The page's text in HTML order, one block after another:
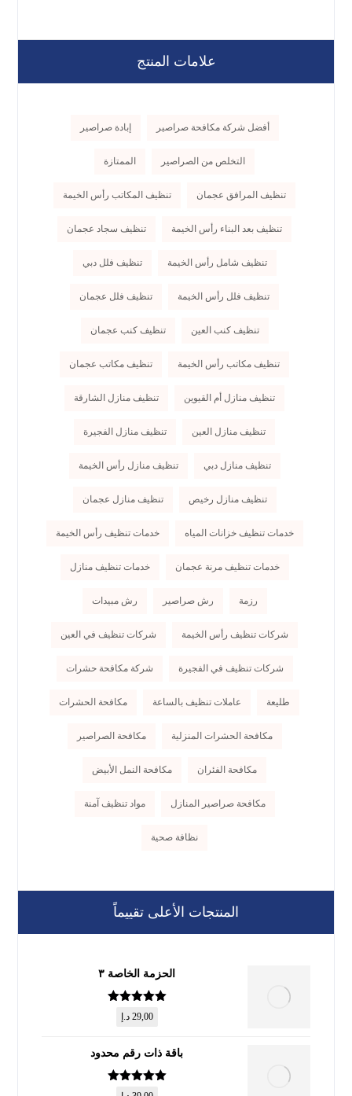
علامات المنتج
أفضل شركة مكافحة صراصير إبادة صراصير
التخلص من الصراصير الممتازة
تنظيف المرافق عجمان تنظيف المكاتب رأس الخيمة
تنظيف بعد البناء رأس الخيمة تنظيف سجاد عجمان
تنظيف شامل رأس الخيمة تنظيف فلل دبي
تنظيف فلل رأس الخيمة تنظيف فلل عجمان
تنظيف كنب العين تنظيف كنب عجمان
تنظيف مكاتب رأس الخيمة تنظيف مكاتب عجمان
تنظيف منازل أم القيوين تنظيف منازل الشارقة
تنظيف منازل العين تنظيف منازل الفجيرة
تنظيف منازل دبي تنظيف منازل رأس الخيمة
تنظيف منازل رخيص تنظيف منازل عجمان
خدمات تنظيف خزانات المياه خدمات تنظيف رأس الخيمة
خدمات تنظيف مرنة عجمان خدمات تنظيف منازل
رزمة رش صراصير رش مبيدات
شركات تنظيف رأس الخيمة شركات تنظيف في العين
شركات تنظيف في الفجيرة شركة مكافحة حشرات
طليعة عاملات تنظيف بالساعة مكافحة الحشرات
مكافحة الحشرات المنزلية مكافحة الصراصير
مكافحة الفئران مكافحة النمل الأبيض
مكافحة صراصير المنازل مواد تنظيف آمنة
نظافة صحية
المنتجات الأعلى تقييماً
الحزمة الخاصة ٣
تم التقييم
من 5
29,00 د.إ
باقة ذات رقم محدود
تم التقييم